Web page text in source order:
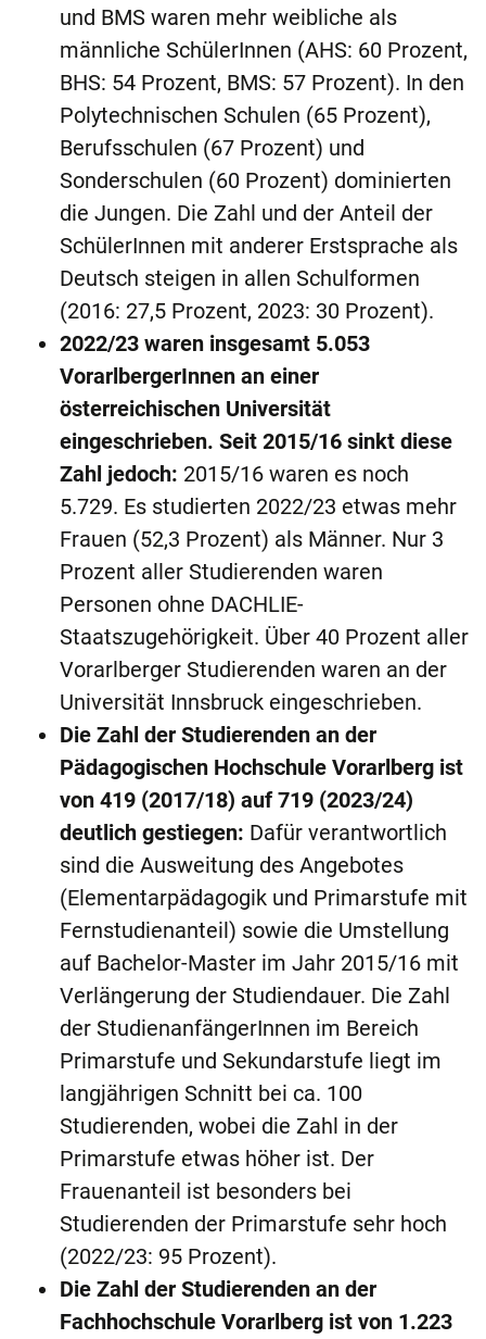
und BMS waren mehr weibliche als
männliche SchülerInnen (AHS: 60 Prozent,
BHS: 54 Prozent, BMS: 57 Prozent). In den
Polytechnischen Schulen (65 Prozent),
Berufsschulen (67 Prozent) und
Sonderschulen (60 Prozent) dominierten
die Jungen. Die Zahl und der Anteil der
SchülerInnen mit anderer Erstsprache als
Deutsch steigen in allen Schulformen
(2016: 27,5 Prozent, 2023: 30 Prozent).
2022/23 waren insgesamt 5.053
VorarlbergerInnen an einer
österreichischen Universität
eingeschrieben. Seit 2015/16 sinkt diese
Zahl jedoch: 2015/16 waren es noch
5.729. Es studierten 2022/23 etwas mehr
Frauen (52,3 Prozent) als Männer. Nur 3
Prozent aller Studierenden waren
Personen ohne DACHLIE-
Staatszugehörigkeit. Über 40 Prozent aller
Vorarlberger Studierenden waren an der
Universität Innsbruck eingeschrieben.
Die Zahl der Studierenden an der
Pädagogischen Hochschule Vorarlberg ist
von 419 (2017/18) auf 719 (2023/24)
deutlich gestiegen: Dafür verantwortlich
sind die Ausweitung des Angebotes
(Elementarpädagogik und Primarstufe mit
Fernstudienanteil) sowie die Umstellung
auf Bachelor-Master im Jahr 2015/16 mit
Verlängerung der Studiendauer. Die Zahl
der StudienanfängerInnen im Bereich
Primarstufe und Sekundarstufe liegt im
langjährigen Schnitt bei ca. 100
Studierenden, wobei die Zahl in der
Primarstufe etwas höher ist. Der
Frauenanteil ist besonders bei
Studierenden der Primarstufe sehr hoch
(2022/23: 95 Prozent).
Die Zahl der Studierenden an der
Fachhochschule Vorarlberg ist von 1.223